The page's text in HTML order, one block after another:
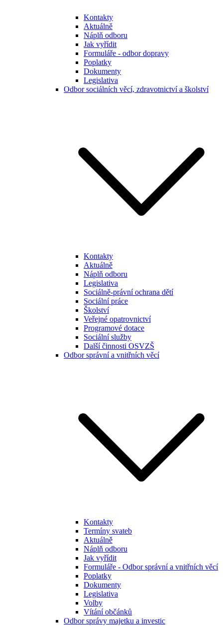
Kontakty
Aktuálně
Náplň odboru
Jak vyřídit
Formuláře - odbor dopravy
Poplatky
Dokumenty
Legislativa
Odbor sociálních věcí, zdravotnictví a školství
Kontakty
Aktuálně
Náplň odboru
Legislativa
Sociálně-právní ochrana dětí
Sociální práce
Školství
Veřejné opatrovnictví
Programové dotace
Sociální služby
Další činnosti OSVZŠ
Odbor správní a vnitřních věcí
Kontakty
Termíny svateb
Aktuálně
Náplň odboru
Jak vyřídit
Formuláře - Odbor správní a vnitřních věcí
Poplatky
Dokumenty
Legislativa
Volby
Vítání občánků
Odbor správy majetku a investic